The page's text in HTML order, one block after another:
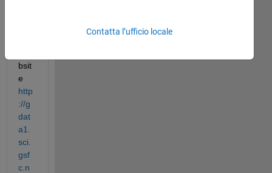
bsit
e
http
://g
dat
a1.
sci.
gsf
c.n
Contatta l’ufficio locale